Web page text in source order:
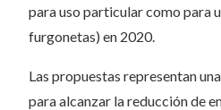
para uso particular como para
furgonetas) en 2020.
Las propuestas representan
para alcanzar la reducción de